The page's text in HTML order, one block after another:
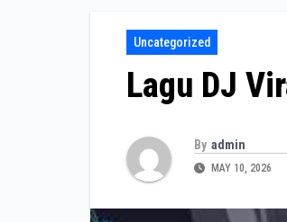
Uncategorized
Lagu DJ
By admin
MAY 10, 2026